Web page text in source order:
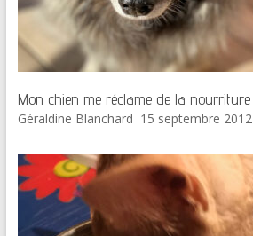
Mon chien me réclame de la nourriture
Géraldine Blanchard 15 septembre 2012